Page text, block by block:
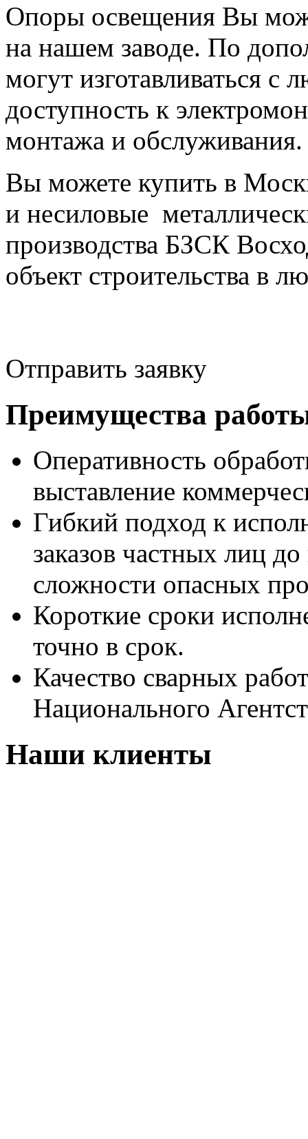
Опоры освещения Вы
на нашем заводе. По
могут изготавливаться с
доступность к
монтажа и обслуживания.
Вы можете купить в
и несиловые
производства БЗСК
объект строительства в
Отправить заявку
Преимущества
Оперативность
выставление
Гибкий подход к
заказов частных лиц
сложности опасных
Короткие сроки
точно в срок.
Качество сварных
Национального
Наши клиенты